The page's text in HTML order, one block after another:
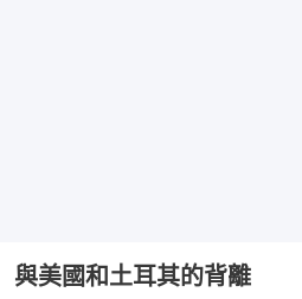
與美國和土耳其的背離